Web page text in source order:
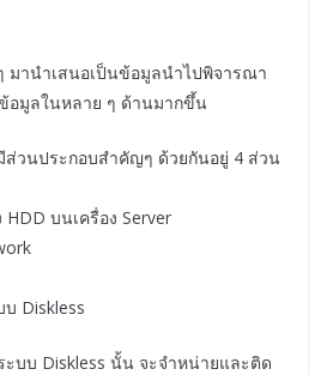
มานำเสนอเป็นข้อมูลนำไปพิจารณา
อมูลในหลาย ๆ ด้านมากขึ้น
ส่วนประกอบสำคัญๆ ด้วยกันอยู่ 4 ส่วน
HDD บนเครื่อง Server
Diskless
บบ Diskless นั้น จะจำหน่ายและติด